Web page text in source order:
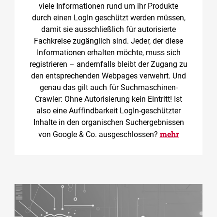
viele Informationen rund um ihr Produkte
durch einen LogIn geschützt werden müssen,
damit sie ausschließlich für autorisierte
Fachkreise zugänglich sind. Jeder, der diese
Informationen erhalten möchte, muss sich
registrieren – andernfalls bleibt der Zugang zu
den entsprechenden Webpages verwehrt. Und
genau das gilt auch für Suchmaschinen-
Crawler: Ohne Autorisierung kein Eintritt! Ist
also eine Auffindbarkeit LogIn-geschützter
Inhalte in den organischen Suchergebnissen
von Google & Co. ausgeschlossen? mehr